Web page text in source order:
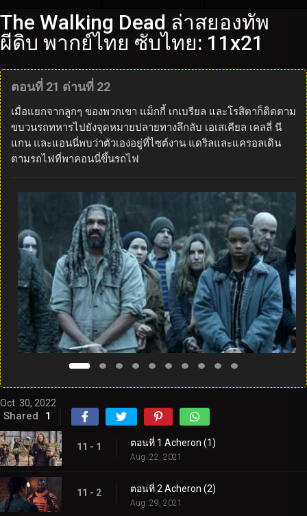
The Walking Dead ล่าสยองทัพ
ผีดิบ พากย์ไทย ซับไทย: 11x21
ตอนที่ 21 ด่านที่ 22
เมื่อแยกจากลูกๆ ของพวกเขา แม็กกี้ เกเบรียล และโรสิตาก็ติดตาม
ขบวนรถทหารไปยังจุดหมายปลายทางลึกลับ เอเสเคียล เคลลี่ นี
แกน และแอนนี่พบว่าตัวเองอยู่ที่ไซต์งาน แดริลและแครอลเดิน
ตามรถไฟที่พาคอนนี่ขึ้นรถไฟ
Oct. 30, 2022
Shared 1
11 - 1 ตอนที่ 1 Acheron (1)
Aug. 22, 2021
11 - 2 ตอนที่ 2 Acheron (2)
Aug. 29, 2021